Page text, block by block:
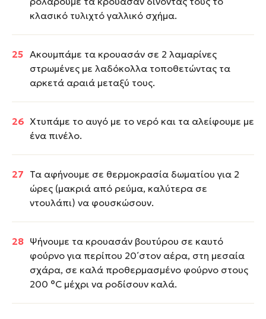
κλασικό τυλιχτό γαλλικό σχήμα.
Ακουμπάμε τα κρουασάν σε 2 λαμαρίνες
στρωμένες με λαδόκολλα τοποθετώντας τα
αρκετά αραιά μεταξύ τους.
Χτυπάμε το αυγό με το νερό και τα αλείφουμε με
ένα πινέλο.
Τα αφήνουμε σε θερμοκρασία δωματίου για 2
ώρες (μακριά από ρεύμα, καλύτερα σε
ντουλάπι) να φουσκώσουν.
Ψήνουμε τα κρουασάν βουτύρου σε καυτό
φούρνο για περίπου 20΄στον αέρα, στη μεσαία
σχάρα, σε καλά προθερμασμένο φούρνο στους
200 °C μέχρι να ροδίσουν καλά.